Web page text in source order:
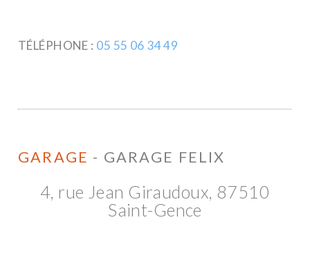
TÉLÉPHONE : 05 55 06 34 49
GARAGE - GARAGE FELIX
4, rue Jean Giraudoux, 87510
Saint-Gence